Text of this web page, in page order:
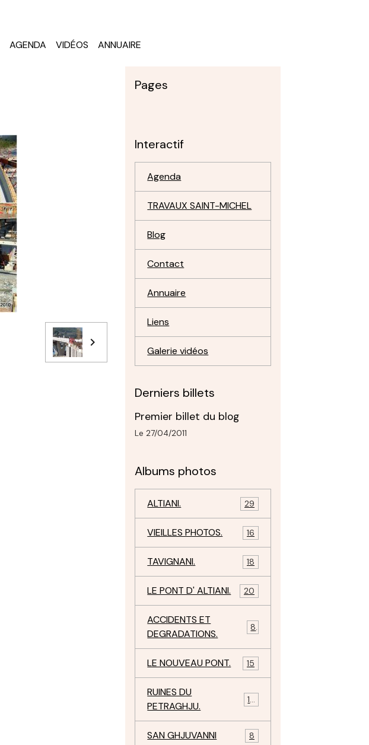
AGENDA VIDÉOS ANNUAIRE
Pages
Interactif
Agenda
TRAVAUX SAINT-MICHEL
Blog
Contact
Annuaire
Liens
Galerie vidéos
Derniers billets
Premier billet du blog
Le 27/04/2011
Albums photos
ALTIANI. 29
VIEILLES PHOTOS. 16
TAVIGNANI. 18
LE PONT D' ALTIANI. 20
ACCIDENTS ET
DEGRADATIONS.
8
LE NOUVEAU PONT. 15
RUINES DU
PETRAGHJU.
12
SAN GHJUVANNI 8